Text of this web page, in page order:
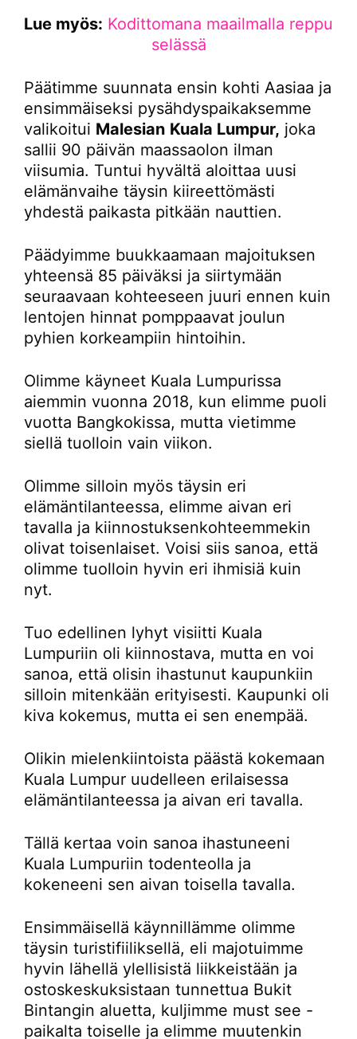
Lue myös: Kodittomana maailmalla reppu
selässä
Päätimme suunnata ensin kohti Aasiaa ja
ensimmäiseksi pysähdyspaikaksemme
valikoitui Malesian Kuala Lumpur, joka
sallii 90 päivän maassaolon ilman
viisumia. Tuntui hyvältä aloittaa uusi
elämänvaihe täysin kiireettömästi
yhdestä paikasta pitkään nauttien.
Päädyimme buukkaamaan majoituksen
yhteensä 85 päiväksi ja siirtymään
seuraavaan kohteeseen juuri ennen kuin
lentojen hinnat pomppaavat joulun
pyhien korkeampiin hintoihin.
Olimme käyneet Kuala Lumpurissa
aiemmin vuonna 2018, kun elimme puoli
vuotta Bangkokissa, mutta vietimme
siellä tuolloin vain viikon.
Olimme silloin myös täysin eri
elämäntilanteessa, elimme aivan eri
tavalla ja kiinnostuksenkohteemmekin
olivat toisenlaiset. Voisi siis sanoa, että
olimme tuolloin hyvin eri ihmisiä kuin
nyt.
Tuo edellinen lyhyt visiitti Kuala
Lumpuriin oli kiinnostava, mutta en voi
sanoa, että olisin ihastunut kaupunkiin
silloin mitenkään erityisesti. Kaupunki oli
kiva kokemus, mutta ei sen enempää.
Olikin mielenkiintoista päästä kokemaan
Kuala Lumpur uudelleen erilaisessa
elämäntilanteessa ja aivan eri tavalla.
Tällä kertaa voin sanoa ihastuneeni
Kuala Lumpuriin todenteolla ja
kokeneeni sen aivan toisella tavalla.
Ensimmäisellä käynnillämme olimme
täysin turistifiiliksellä, eli majotuimme
hyvin lähellä ylellisistä liikkeistään ja
ostoskeskuksistaan tunnettua Bukit
Bintangin aluetta, kuljimme must see -
paikalta toiselle ja elimme muutenkin